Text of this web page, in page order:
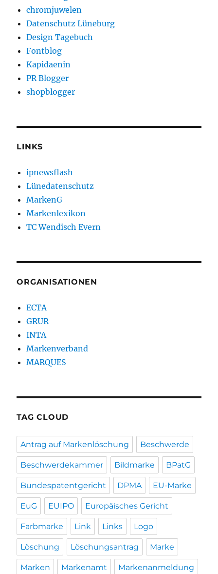
chromjuwelen
Datenschutz Lüneburg
Design Tagebuch
Fontblog
Kapidaenin
PR Blogger
shopblogger
LINKS
ipnewsflash
Lünedatenschutz
MarkenG
Markenlexikon
TC Wendisch Evern
ORGANISATIONEN
ECTA
GRUR
INTA
Markenverband
MARQUES
TAG CLOUD
Antrag auf Markenlöschung Beschwerde
Beschwerdekammer Bildmarke BPatG
Bundespatentgericht DPMA EU-Marke
EuG EUIPO Europäisches Gericht
Farbmarke Link Links Logo
Löschung Löschungsantrag Marke
Marken Markenamt Markenanmeldung